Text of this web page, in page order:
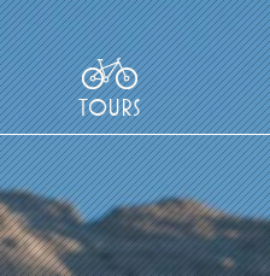
TOURS